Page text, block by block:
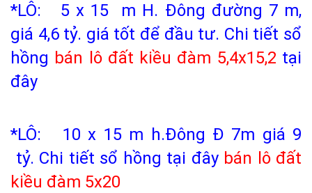
*LÔ: 5 x 15 m H. Đông đường 7 m,
giá 4,6 tỷ. giá tốt để đầu tư. Chi tiết sổ
hồng bán lô đất kiều đàm 5,4x15,2 tại
đây
*LÔ: 10 x 15 m h.Đông Đ 7m giá 9
tỷ. Chi tiết sổ hồng tại đâybán lô đất
kiều đàm 5x20